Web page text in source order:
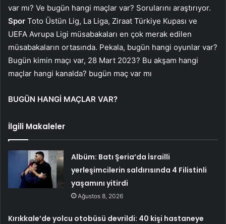
var mı? Ve bugün hangi maçlar var? Sorularını araştırıyor.
Spor Toto Üstün Lig, La Liga, Ziraat Türkiye Kupası ve
UEFA Avrupa Ligi müsabakaları en çok merak edilen
müsabakaların ortasında. Pekala, bugün hangi oyunlar var?
Bugün kimin maçı var, 28 Mart 2023? Bu akşam hangi
maçlar hangi kanalda? bugün maç var mı
BUGÜN HANGİ MAÇLAR VAR?
İlgili Makaleler
Albüm: Batı Şeria’da İsrailli
yerleşimcilerin saldırısında 4 Filistinli
yaşamını yitirdi
Ağustos 8, 2026
Kırıkkale’de yolcu otobüsü devrildi: 40 kişi hastaneye